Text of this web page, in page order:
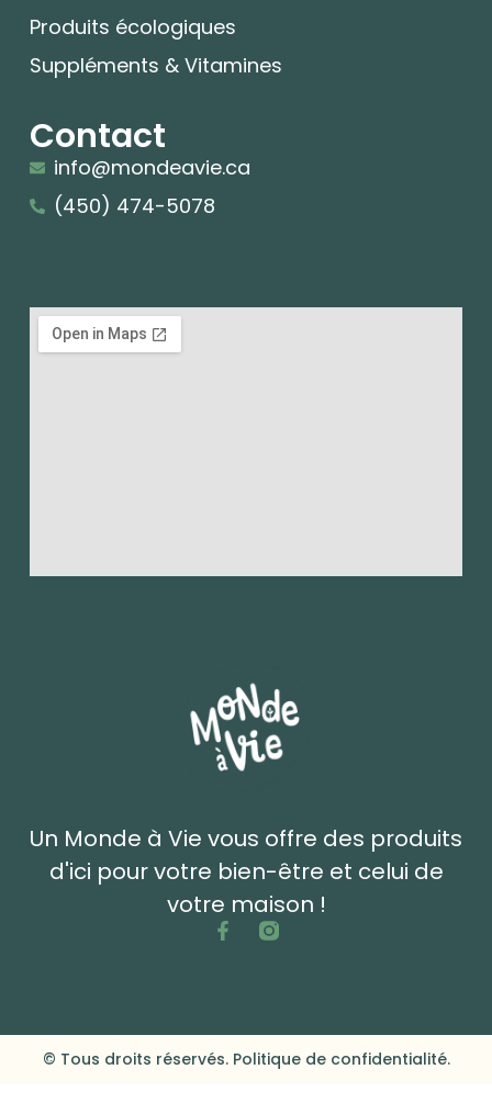
Un Monde à Vie vous offre des produits
d'ici pour votre bien-être et celui de
votre maison !
Produits écologiques
Suppléments & Vitamines
Contact
info@mondeavie.ca
(450) 474-5078
© Tous droits réservés. Politique de confidentialité.